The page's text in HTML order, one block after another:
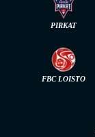
PIRKAT
FBC LOISTO